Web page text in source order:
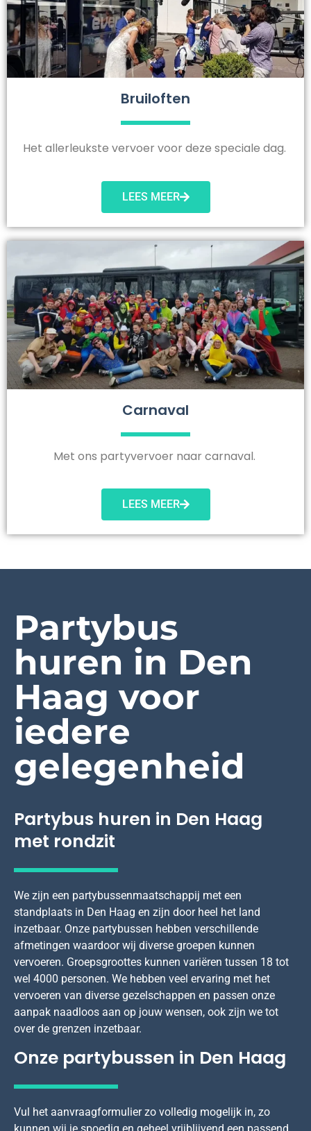
Bruiloften
Het allerleukste vervoer voor deze speciale dag.
LEES MEER
Carnaval
Met ons partyvervoer naar carnaval.
LEES MEER
Partybus
huren in Den
Haag voor
iedere
gelegenheid
Partybus huren in Den Haag
met rondzit
We zijn een partybussenmaatschappij met een
standplaats in Den Haag en zijn door heel het land
inzetbaar. Onze partybussen hebben verschillende
afmetingen waardoor wij diverse groepen kunnen
vervoeren. Groepsgroottes kunnen variëren tussen 18 tot
wel 4000 personen. We hebben veel ervaring met het
vervoeren van diverse gezelschappen en passen onze
aanpak naadloos aan op jouw wensen, ook zijn we tot
over de grenzen inzetbaar.
Onze partybussen in Den Haag
Vul het aanvraagformulier zo volledig mogelijk in, zo